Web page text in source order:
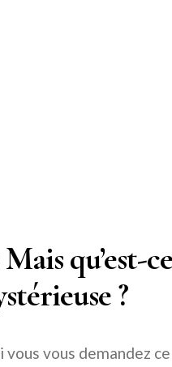
qu’est-
?
vous vous demandez